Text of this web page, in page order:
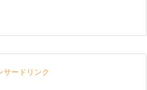
サードリンク